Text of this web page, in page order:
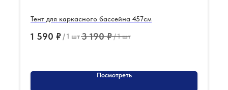
Тент для каркасного бассейна 457см
1 590 ₽ /1 шт3 190 ₽/1 шт
Посмотреть